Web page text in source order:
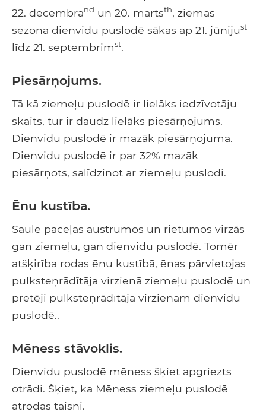
22. decembrand un 20. martsth, ziemas
sezona dienvidu puslodē sākas ap 21. jūnijust
līdz 21. septembrimst.
Piesārņojums.
Tā kā ziemeļu puslodē ir lielāks iedzīvotāju
skaits, tur ir daudz lielāks piesārņojums.
Dienvidu puslodē ir mazāk piesārņojuma.
Dienvidu puslodē ir par 32% mazāk
piesārņots, salīdzinot ar ziemeļu puslodi.
Ēnu kustība.
Saule paceļas austrumos un rietumos virzās
gan ziemeļu, gan dienvidu puslodē. Tomēr
atšķirība rodas ēnu kustībā, ēnas pārvietojas
pulksteņrādītāja virzienā ziemeļu puslodē un
pretēji pulksteņrādītāja virzienam dienvidu
puslodē..
Mēness stāvoklis.
Dienvidu puslodē mēness šķiet apgriezts
otrādi. Šķiet, ka Mēness ziemeļu puslodē
atrodas taisni.